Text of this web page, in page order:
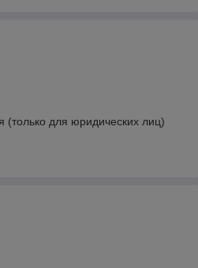
(только для юридических лиц)